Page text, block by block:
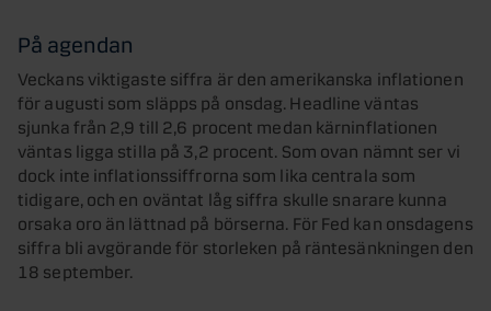
På agendan
Veckans viktigaste siffra är den amerikanska inflationen
för augusti som släpps på onsdag. Headline väntas
sjunka från 2,9 till 2,6 procent medan kärninflationen
väntas ligga stilla på 3,2 procent. Som ovan nämnt ser vi
dock inte inflationssiffrorna som lika centrala som
tidigare, och en oväntat låg siffra skulle snarare kunna
orsaka oro än lättnad på börserna. För Fed kan onsdagens
siffra bli avgörande för storleken på räntesänkningen den
18 september.